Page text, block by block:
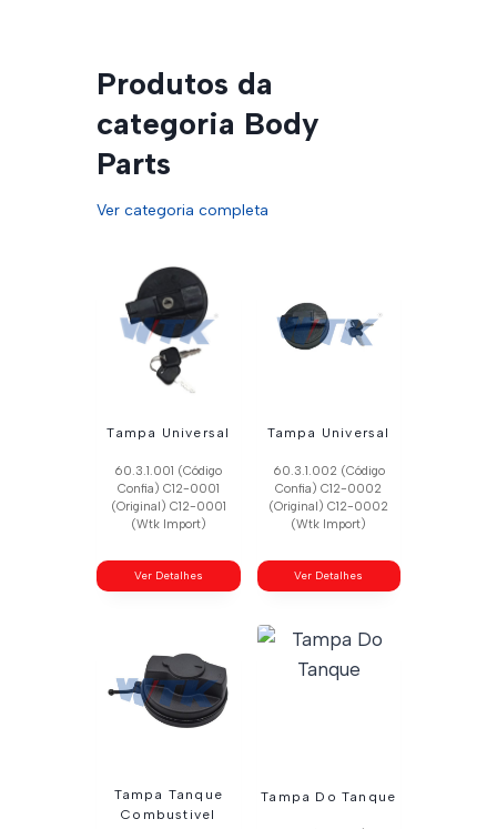
Produtos da
categoria Body
Parts
Ver categoria completa
Tampa Universal
60.3.1.001 (Código
Confia) C12-0001
(Original) C12-0001
(Wtk Import)
Ver Detalhes
Tampa Universal
60.3.1.002 (Código
Confia) C12-0002
(Original) C12-0002
(Wtk Import)
Ver Detalhes
Tampa Tanque
Combustivel
Tampa Do Tanque